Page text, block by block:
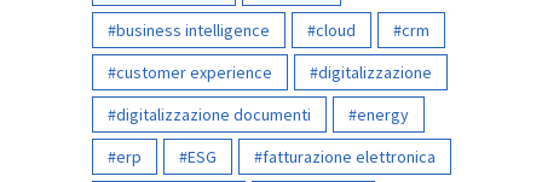
business intelligence
cloud
crm
customer experience
digitalizzazione
digitalizzazione documenti
energy
erp
ESG
fatturazione elettronica